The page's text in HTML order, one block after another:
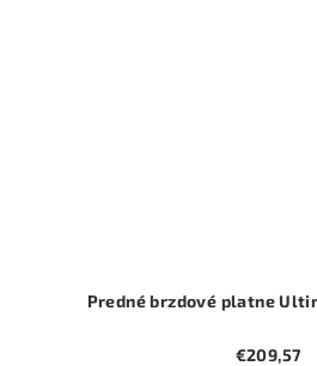
Predné brzdové platne
€209,57